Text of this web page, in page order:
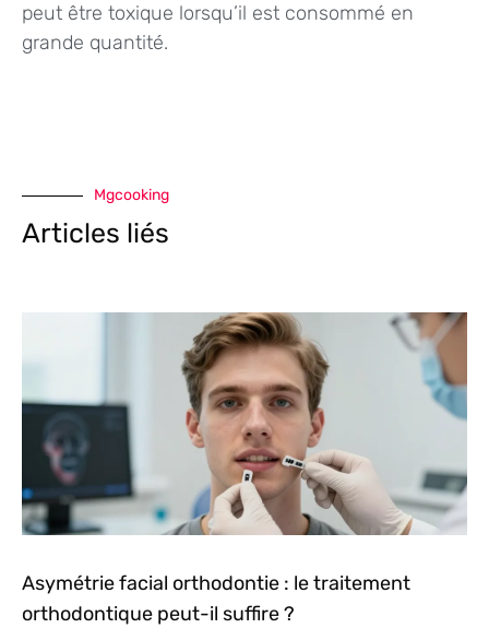
peut être toxique lorsqu’il est consommé en
grande quantité.
Mgcooking
Articles liés
Asymétrie facial orthodontie : le traitement
orthodontique peut-il suffire ?